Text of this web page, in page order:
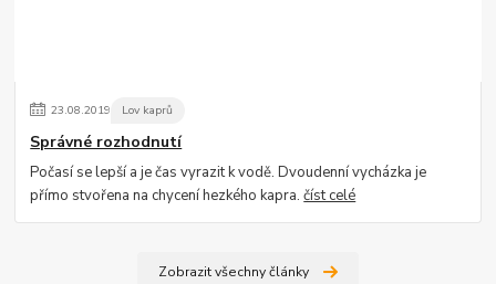
23.08.2019 Lov kaprů
Správné rozhodnutí
Počasí se lepší a je čas vyrazit k vodě. Dvoudenní vycházka je
přímo stvořena na chycení hezkého kapra.číst celé
Zobrazit všechny články